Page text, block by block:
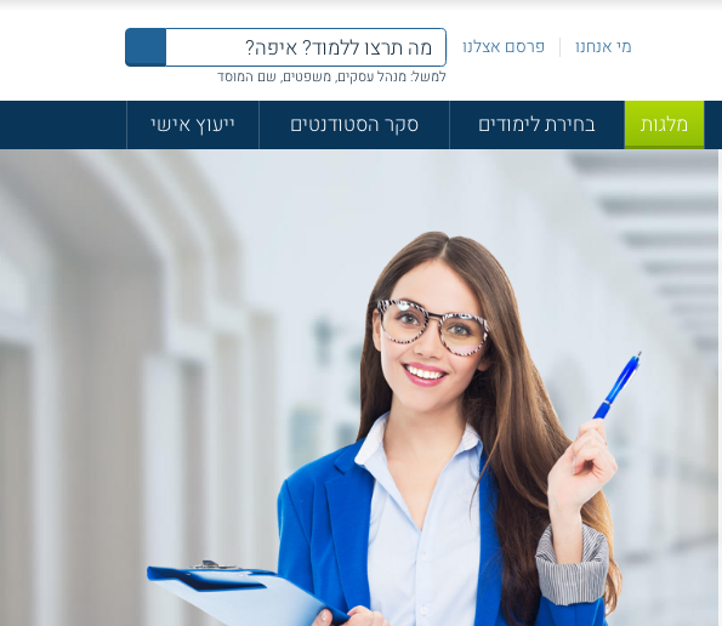
מי אנחנו פרסם אצלנו
למשל: מנהל עסקים, משפטים, שם המוסד
מלגות בחירת לימודים סקר הסטודנטים
ייעוץ אישי